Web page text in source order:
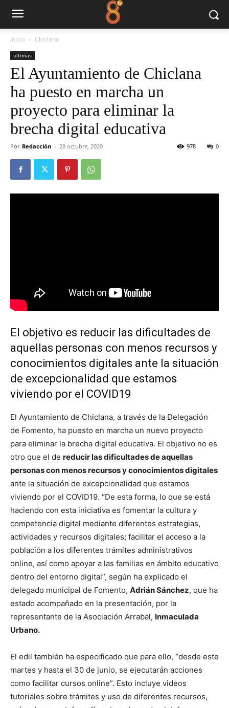
Inicio Chiclana
ultimas
El Ayuntamiento de Chiclana
ha puesto en marcha un
proyecto para eliminar la
brecha digital educativa
Por Redacción - 28 octubre, 2020 0
978
El objetivo es reducir las dificultades de
aquellas personas con menos recursos y
conocimientos digitales ante la situación
de excepcionalidad que estamos
viviendo por el COVID19
El Ayuntamiento de Chiclana, a través de la Delegación
de Fomento, ha puesto en marcha un nuevo proyecto
para eliminar la brecha digital educativa. El objetivo no es
otro que el de reducir las dificultades de aquellas
personas con menos recursos y conocimientos digitales
ante la situación de excepcionalidad que estamos
viviendo por el COVID19. “De esta forma, lo que se está
haciendo con esta iniciativa es fomentar la cultura y
competencia digital mediante diferentes estrategias,
actividades y recursos digitales; facilitar el acceso a la
población a los diferentes trámites administrativos
online, así como apoyar a las familias en ámbito educativo
dentro del entorno digital”, según ha explicado el
delegado municipal de Fomento, Adrián Sánchez, que ha
estado acompañado en la presentación, por la
representante de la Asociación Arrabal, Inmaculada
Urbano.
El edil también ha especificado que para ello, “desde este
martes y hasta el 30 de junio, se ejecutarán acciones
como facilitar cursos online”. Esto incluye videos
tutoriales sobre trámites y uso de diferentes recursos,